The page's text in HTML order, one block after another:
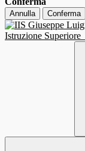
Annulla Conferma
Istruzione Superiore